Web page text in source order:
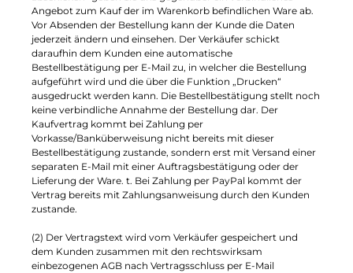
Angebot zum Kauf der im Warenkorb befindlichen Ware ab.
Vor Absenden der Bestellung kann der Kunde die Daten
jederzeit ändern und einsehen. Der Verkäufer schickt
daraufhin dem Kunden eine automatische
Bestellbestätigung per E-Mail zu, in welcher die Bestellung
aufgeführt wird und die über die Funktion „Drucken“
ausgedruckt werden kann. Die Bestellbestätigung stellt noch
keine verbindliche Annahme der Bestellung dar. Der
Kaufvertrag kommt bei Zahlung per
Vorkasse/Banküberweisung nicht bereits mit dieser
Bestellbestätigung zustande, sondern erst mit Versand einer
separaten E-Mail mit einer Auftragsbestätigung oder der
Lieferung der Ware. t. Bei Zahlung per PayPal kommt der
Vertrag bereits mit Zahlungsanweisung durch den Kunden
zustande.
(2) Der Vertragstext wird vom Verkäufer gespeichert und
dem Kunden zusammen mit den rechtswirksam
einbezogenen AGB nach Vertragsschluss per E-Mail